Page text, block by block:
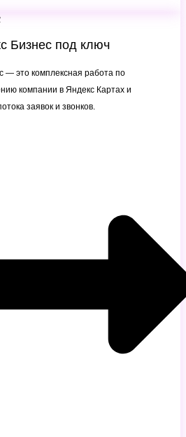
Бизнес под ключ
— это комплексная работа по
компании в Яндекс Картах и
заявок и звонков.